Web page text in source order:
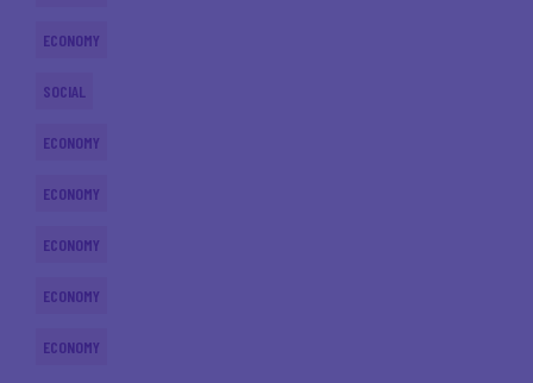
ECONOMY
SOCIAL
ECONOMY
ECONOMY
ECONOMY
ECONOMY
ECONOMY